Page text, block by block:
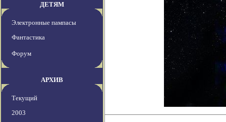
ДЕТЯМ
Электронные пампасы
Фантастика
Форум
АРХИВ
Текущий
2003